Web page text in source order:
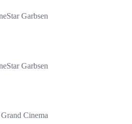
Garbsen
Garbsen
Cinema